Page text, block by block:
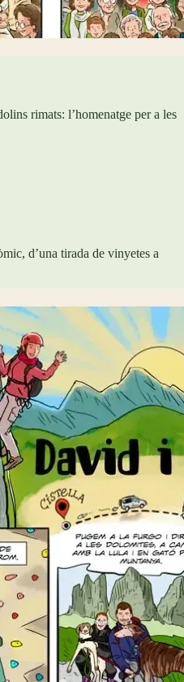
rimats: l’homenatge per a les
d’una tirada de vinyetes a